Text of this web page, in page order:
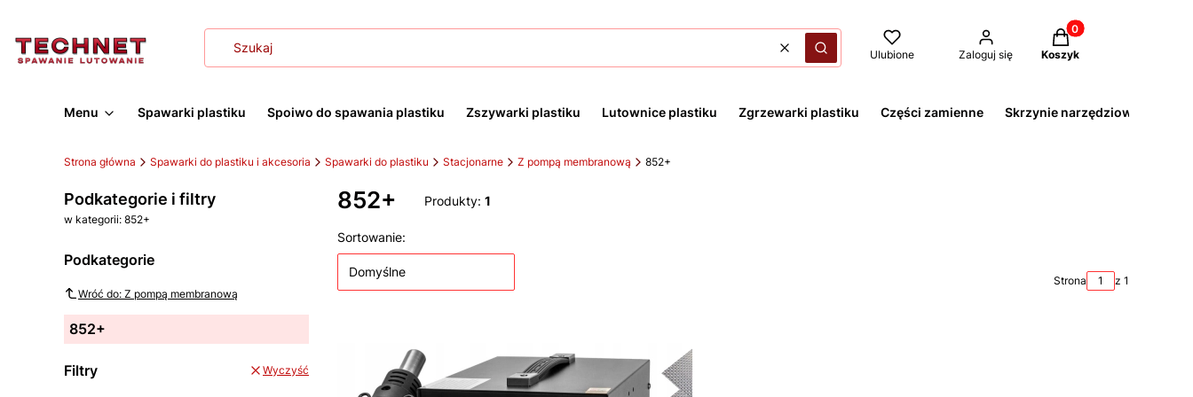
WyczyśćSzukaj Ulubione Zaloguj się
Produkty w koszyku:
Koszyk
Menu Spawarki plastiku Spoiwo do spawania plastiku Zszywarki plastiku Lutownice plastiku Zgrzewarki plastiku Części zamienne Skrzynie narzędziowe
Strona główna Spawarki do plastiku i akcesoria Spawarki do plastiku Stacjonarne Z pompą membranową 852+
Podkategorie i filtry
w kategorii: 852+
Podkategorie
Wróć do: Z pompą membranową
852+
Filtry Wyczyść
852+ Produkty: 1
Lista produktów
Sortowanie:
Domyślne
Strona z 1